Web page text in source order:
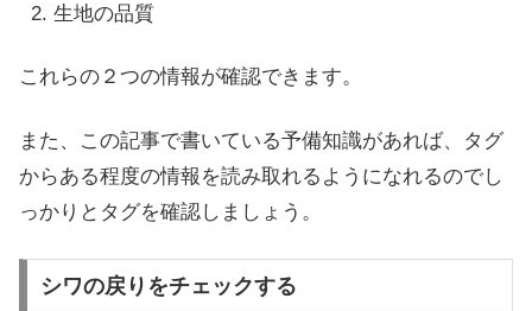
生地の品質
これらの２つの情報が確認できます。
また、この記事で書いている予備知識があれば、タグ
からある程度の情報を読み取れるようになれるのでし
っかりとタグを確認しましょう。
シワの戻りをチェックする